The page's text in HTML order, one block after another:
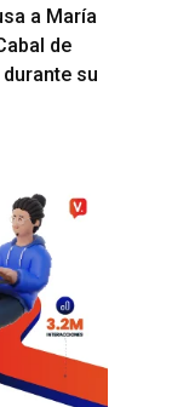
a María
de
su